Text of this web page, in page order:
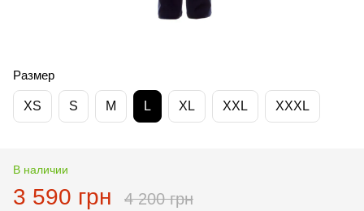
Размер
XS S M L XL XXL XXXL
В наличии
3 590 грн 4 200 грн